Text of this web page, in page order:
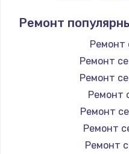
Ремонт
Ремонт
Ремонт
Ремонт
Ремонт
Ремонт
Ремонт
Ремонт